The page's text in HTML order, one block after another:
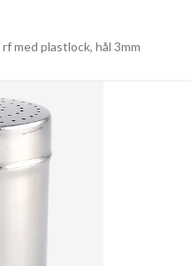
med plastlock, hål 3mm